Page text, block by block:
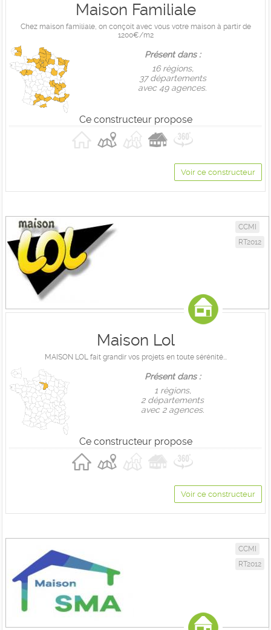
Maison Familiale
Chez maison familiale, on conçoit avec vous votre maison à partir de
1200€/m2
Présent dans :
16 règions,
37 départements
avec 49 agences.
Ce constructeur propose
Voir ce constructeur
CCMI
RT2012
Maison Lol
MAISON LOL fait grandir vos projets en toute sérénité...
Présent dans :
1 règions,
2 départements
avec 2 agences.
Ce constructeur propose
Voir ce constructeur
CCMI
RT2012